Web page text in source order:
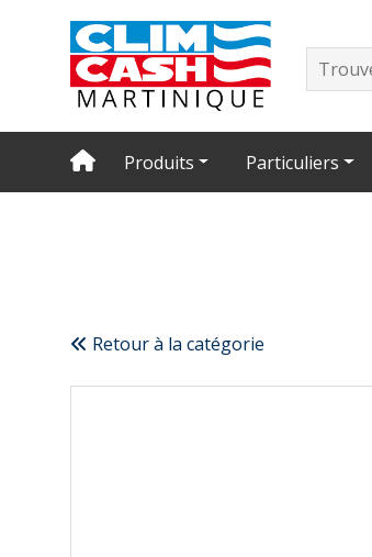
Produits Particuliers
Retour à la catégorie